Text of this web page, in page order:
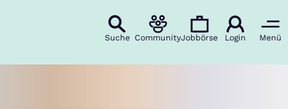
Suche CommunityJobbörse Login Menü